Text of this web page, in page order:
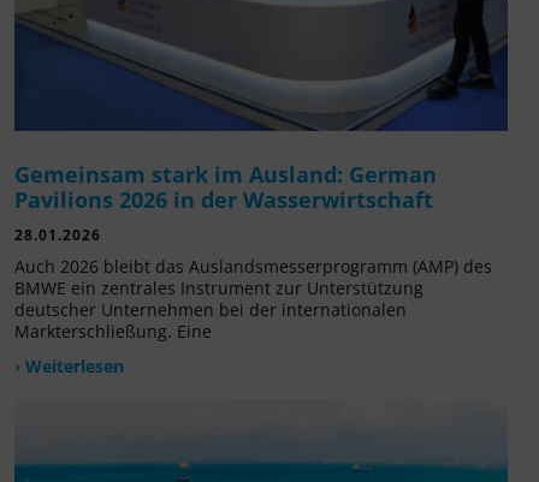
Gemeinsam stark im Ausland: German
Pavilions 2026 in der Wasserwirtschaft
28.01.2026
Auch 2026 bleibt das Auslandsmesserprogramm (AMP) des
BMWE ein zentrales Instrument zur Unterstützung
deutscher Unternehmen bei der internationalen
Markterschließung. Eine
› Weiterlesen